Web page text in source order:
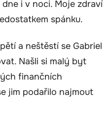
i v noci. Moje zdraví
spánku.
a neštěstí se Gabriel
Našli si malý byt
finančních
jim podařilo najmout